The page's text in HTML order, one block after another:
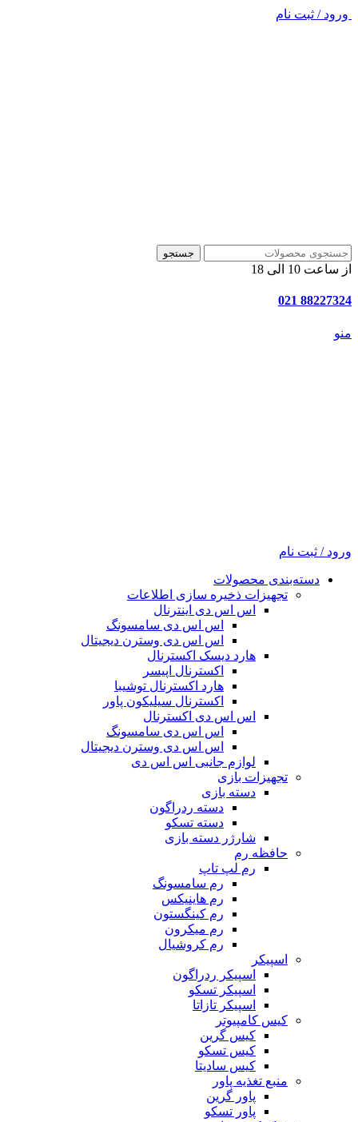
ورود / ثبت نام
جستجو
از ساعت 10 الی 18
88227324 021
منو
ورود / ثبت نام
دسته‌بندی محصولات
تجهیزات ذخیره سازی اطلاعات
اس اس دی اینترنال
اس اس دی سامسونگ
اس اس دی وسترن دیجیتال
هارد دیسک اکسترنال
اکسترنال اپیسر
هارد اکسترنال توشیبا
اکسترنال سیلیکون پاور
اس اس دی اکسترنال
اس اس دی سامسونگ
اس اس دی وسترن دیجیتال
لوازم جانبی اس اس دی
تجهیزات بازی
دسته بازی
دسته ردراگون
دسته تسکو
شارژر دسته بازی
حافظه رم
رم لپ تاپ
رم سامسونگ
رم هاینیکس
رم کینگستون
رم میکرون
رم کروشیال
اسپیکر
اسپیکر ردراگون
اسپیکر تسکو
اسپیکر تازاتا
کیس کامپیوتر
کیس گرین
کیس تسکو
کیس سادیتا
منبع تغذیه‌ پاور
پاور گرین
پاور تسکو